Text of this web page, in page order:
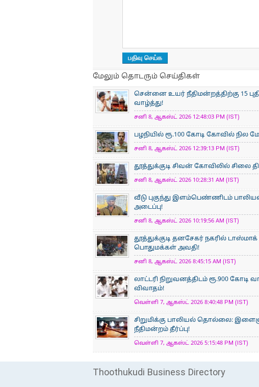
மேலும் தொடரும் செய்திகள்
சென்னை உயர் நீதிமன்றத்திற்கு 15
வாழ்த்து!
சனி 8, ஆகஸ்ட் 2026 12:48:03 PM (IST)
பழநியில் ரூ.100 கோடி கோவில் நில
சனி 8, ஆகஸ்ட் 2026 12:39:13 PM (IST)
தூத்துக்குடி சிவன் கோவிலில் சிலை
சனி 8, ஆகஸ்ட் 2026 10:28:31 AM (IST)
வீடு புகுந்து இளம்பெண்ணிடம்
அடைப்பு!
சனி 8, ஆகஸ்ட் 2026 10:19:56 AM (IST)
தூத்துக்குடி தனசேகர் நகரில்
பொதுமக்கள் அவதி!
சனி 8, ஆகஸ்ட் 2026 8:45:15 AM (IST)
லாட்டரி நிறுவனத்திடம் ரூ.900
விவாதம்!
வெள்ளி 7, ஆகஸ்ட் 2026 8:40:48 PM (IST)
சிறுமிக்கு பாலியல் தொல்லை:
நீதிமன்றம் தீர்ப்பு!
வெள்ளி 7, ஆகஸ்ட் 2026 5:15:48 PM (IST)
Thoothukudi Business Directory